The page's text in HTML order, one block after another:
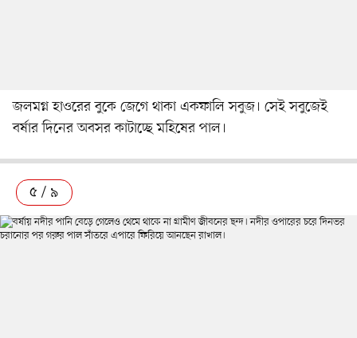
জলমগ্ন হাওরের বুকে জেগে থাকা একফালি সবুজ। সেই সবুজেই
বর্ষার দিনের অবসর কাটাচ্ছে মহিষের পাল।
৫ / ৯